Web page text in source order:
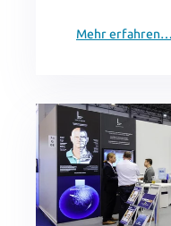
Mehr erfahren…